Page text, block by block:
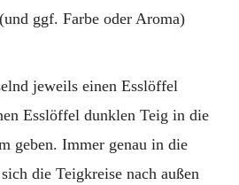
ggf. Farbe oder Aroma)
jeweils einen Esslöffel
Esslöffel dunklen Teig in die
geben. Immer genau in die
die Teigkreise nach außen